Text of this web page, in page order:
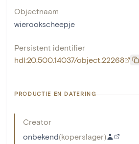
Objectnaam
wierookscheepje
Persistent identifier
hdl:20.500.14037/object.22268
PRODUCTIE EN DATERING
Creator
onbekend(koperslager)